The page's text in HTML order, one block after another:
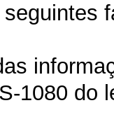
1080 do